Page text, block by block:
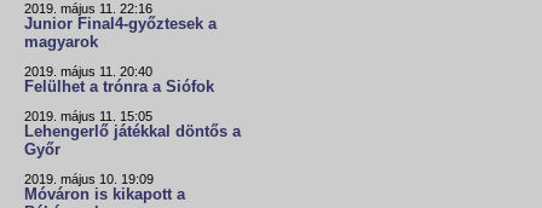
2019. május 11. 22:16
Junior Final4-győztesek a
magyarok
2019. május 11. 20:40
Felülhet a trónra a Siófok
2019. május 11. 15:05
Lehengerlő játékkal döntős a
Győr
2019. május 10. 19:09
Móváron is kikapott a